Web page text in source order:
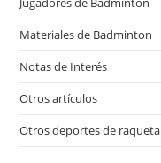
Materiales de Badminton
Notas de Interés
Otros artículos
Otros deportes de raqueta